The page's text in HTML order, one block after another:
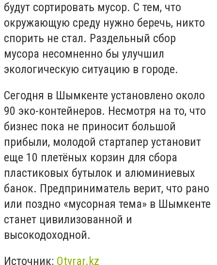
будут сортировать мусор. С тем, что
окружающую среду нужно беречь, никто
спорить не стал. Раздельный сбор
мусора несомненно бы улучшил
экологическую ситуацию в городе.
Сегодня в Шымкенте установлено около
90 эко-контейнеров. Несмотря на то, что
бизнес пока не приносит большой
прибыли, молодой стартапер установит
еще 10 плетёных корзин для сбора
пластиковых бутылок и алюминиевых
банок. Предприниматель верит, что рано
или поздно «мусорная тема» в Шымкенте
станет цивилизованной и
высокодоходной.
Источник: Otyrar.kz